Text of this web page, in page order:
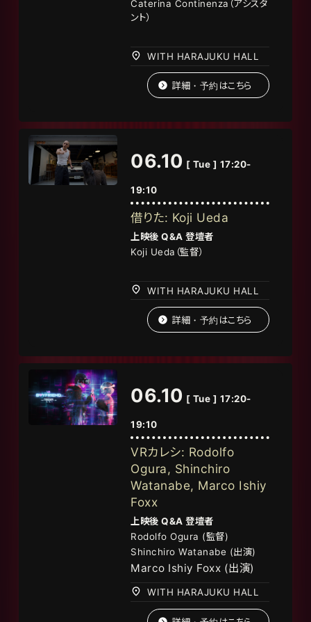
Caterina Continenza （アシスタ
ント）
WITH HARAJUKU HALL
詳細・予約はこちら
06.10 [ Tue ] 17:20-
19:10
借りた: Koji Ueda
上映後 Q&A登壇者
Koji Ueda（監督）
WITH HARAJUKU HALL
詳細・予約はこちら
06.10 [ Tue ] 17:20-
19:10
VRカレシ: Rodolfo
Ogura, Shinchiro
Watanabe, Marco Ishiy
Foxx
上映後 Q&A登壇者
Rodolfo Ogura (監督)
Shinchiro Watanabe (出演)
Marco Ishiy Foxx (出演)
WITH HARAJUKU HALL